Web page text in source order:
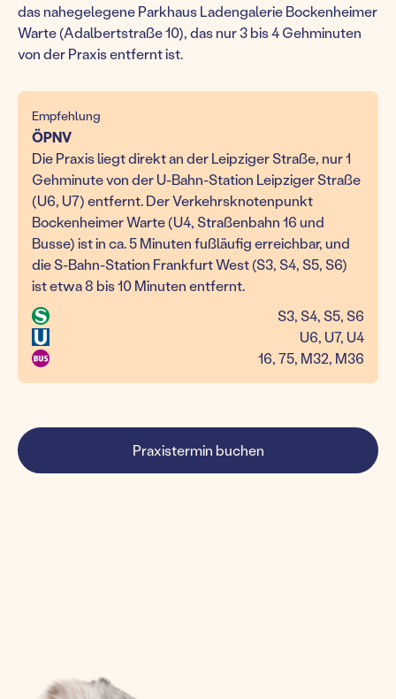
Empfehlung
ÖPNV
Die Praxis liegt direkt an der Leipziger Straße, nur 1
Gehminute von der U-Bahn-Station Leipziger Straße
(U6, U7) entfernt. Der Verkehrsknotenpunkt
Bockenheimer Warte (U4, Straßenbahn 16 und
Busse) ist in ca. 5 Minuten fußläufig erreichbar, und
die S-Bahn-Station Frankfurt West (S3, S4, S5, S6)
ist etwa 8 bis 10 Minuten entfernt.
S3, S4, S5, S6
U6, U7, U4
16, 75, M32, M36
das nahegelegene Parkhaus Ladengalerie Bockenheimer
Warte (Adalbertstraße 10), das nur 3 bis 4 Gehminuten
von der Praxis entfernt ist.
Praxistermin buchen